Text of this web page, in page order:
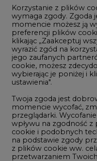
Innowacje i AI
Telekomunikacja i IT
Handel emisjami
Wodór
Górnictwo
Atom
Fotowoltaika
Offshore wind
Korzystanie z plików
wymaga zgody. Zgoda
momencie możesz ją
preferencji plików
klikając „Zaakceptuj
wyrazić zgód na
jego zaufanych
cookie, możesz
wybierając je poniżej i
ustawienia".
Twoja zgoda jest
momencie wycofać,
przeglądarki.
wpływu na zgodność
cookie i podobnych
na podstawie zgody
z plików cookie ww.
przetwarzaniem